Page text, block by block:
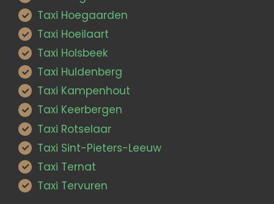
Taxi Hoegaarden
Taxi Hoeilaart
Taxi Holsbeek
Taxi Huldenberg
Taxi Kampenhout
Taxi Keerbergen
Taxi Rotselaar
Taxi Sint-Pieters-Leeuw
Taxi Ternat
Taxi Tervuren